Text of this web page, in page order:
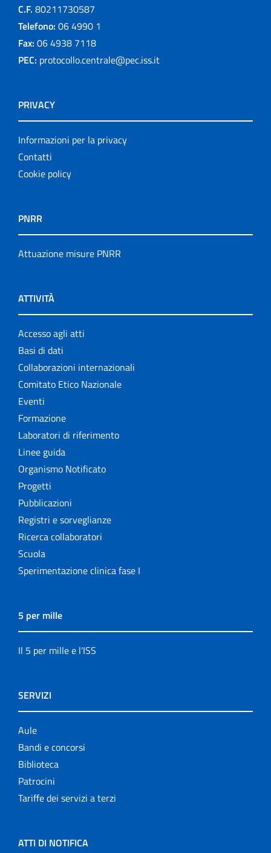
C.F. 80211730587
Telefono: 06 4990 1
Fax: 06 4938 7118
PEC: protocollo.centrale@pec.iss.it
PRIVACY
Informazioni per la privacy
Contatti
Cookie policy
PNRR
Attuazione misure PNRR
ATTIVITÀ
Accesso agli atti
Basi di dati
Collaborazioni internazionali
Comitato Etico Nazionale
Eventi
Formazione
Laboratori di riferimento
Linee guida
Organismo Notificato
Progetti
Pubblicazioni
Registri e sorveglianze
Ricerca collaboratori
Scuola
Sperimentazione clinica fase I
5 per mille
Il 5 per mille e l'ISS
SERVIZI
Aule
Bandi e concorsi
Biblioteca
Patrocini
Tariffe dei servizi a terzi
ATTI DI NOTIFICA